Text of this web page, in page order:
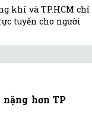
khí và TP.HCM chỉ
tuyến cho người
hơn TP